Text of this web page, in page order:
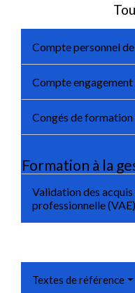
Compte personnel
Compte
Congés de formation
Formation à la
Validation des
professionnelle (VAE)
Textes de référence